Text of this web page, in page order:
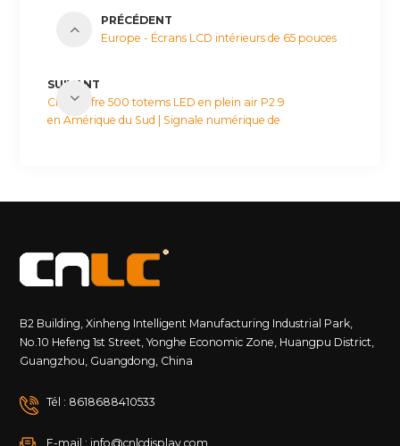
PRÉCÉDENT
Europe - Écrans LCD intérieurs de 65 pouces
SUIVANT
CNLC offre 500 totems LED en plein air P2.9
en Amérique du Sud | Signale numérique de
B2 Building, Xinheng Intelligent Manufacturing Industrial Park,
No.10 Hefeng 1st Street, Yonghe Economic Zone, Huangpu District,
Guangzhou, Guangdong, China
Tél : 8618688410533
E-mail : info@cnlcdisplay.com